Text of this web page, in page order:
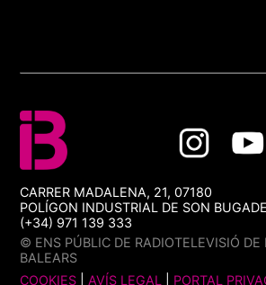
CARRER MADALENA, 21, 07180
POLÍGON INDUSTRIAL DE SON
(+34) 971 139 333
© ENS PÚBLIC DE RADIOTELEVISIÓ DE
BALEARS
COOKIES |AVÍS LEGAL PORTAL